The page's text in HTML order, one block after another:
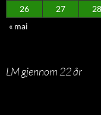
26
27 28
« mai
LM gjennom 22 år